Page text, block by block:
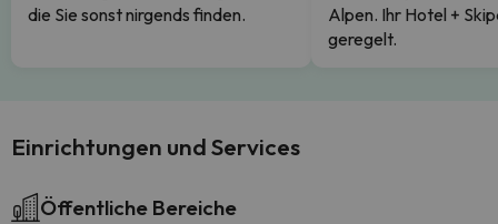
die Sie sonst nirgends finden.
Alpen. Ihr Hotel +
geregelt.
Einrichtungen und Services
Öffentliche Bereiche